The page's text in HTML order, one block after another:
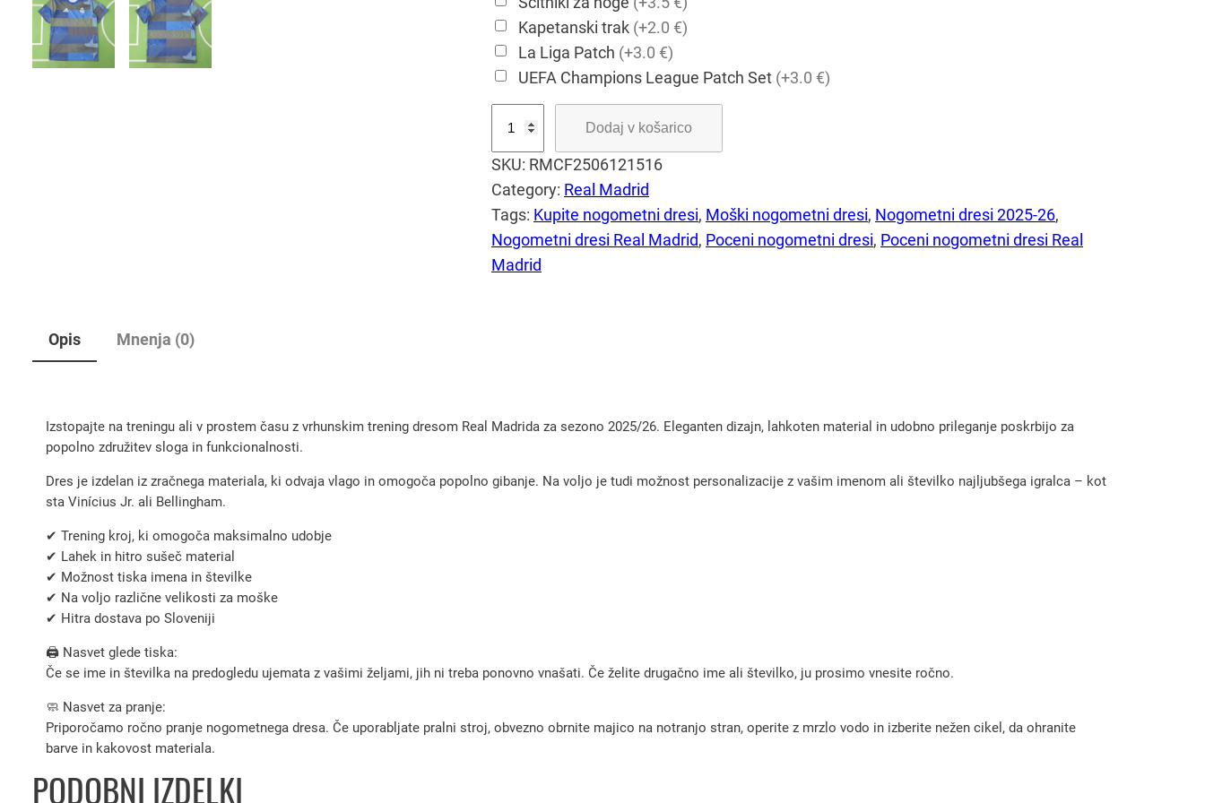
Kapetanski trak (+2.0 €)
La Liga Patch (+3.0 €)
UEFA Champions League Patch Set (+3.0 €)
e
n
i
n
g
i
e
Dodaj v košarico
SKU: RMCF2506121516
Category: Real Madrid
Tags: Kupite nogometni dresi, Moški nogometni dresi, Nogometni dresi 2025-26
Nogometni dresi Real Madrid, Poceni nogometni dresi, Poceni nogometni dresi Real
Madrid
Opis Mnenja (0)
Izstopajte na treningu ali v prostem času z vrhunskim trening dresom Real Madrida za sezono 2025/26. Eleganten dizajn, lahkoten material in udobno prileganje poskrbijo za
popolno združitev sloga in funkcionalnosti.
Dres je izdelan iz zračnega materiala, ki odvaja vlago in omogoča popolno gibanje. Na voljo je tudi možnost personalizacije z vašim imenom ali številko najljubšega igralca – kot
sta Vinícius Jr. ali Bellingham.
✔ Trening kroj, ki omogoča maksimalno udobje
✔ Lahek in hitro sušeč material
✔ Možnost tiska imena in številke
✔ Na voljo različne velikosti za moške
✔ Hitra dostava po Sloveniji
🖨️ Nasvet glede tiska:
Če se ime in številka na predogledu ujemata z vašimi željami, jih ni treba ponovno vnašati. Če želite drugačno ime ali številko, ju prosimo vnesite ročno.
🧼 Nasvet za pranje:
Priporočamo ročno pranje nogometnega dresa. Če uporabljate pralni stroj, obvezno obrnite majico na notranjo stran, operite z mrzlo vodo in izberite nežen cikel, da ohranite
barve in kakovost materiala.
PODOBNI IZDELKI